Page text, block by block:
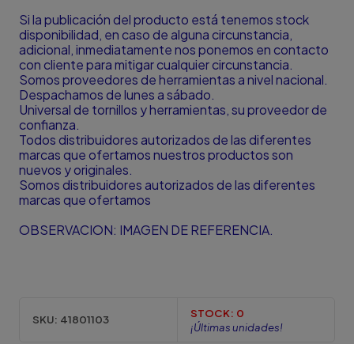
Si la publicación del producto está tenemos stock
disponibilidad, en caso de alguna circunstancia,
adicional, inmediatamente nos ponemos en contacto
con cliente para mitigar cualquier circunstancia.
Somos proveedores de herramientas a nivel nacional.
Despachamos de lunes a sábado.
Universal de tornillos y herramientas, su proveedor de
confianza.
Todos distribuidores autorizados de las diferentes
marcas que ofertamos nuestros productos son
nuevos y originales.
Somos distribuidores autorizados de las diferentes
marcas que ofertamos
OBSERVACION: IMAGEN DE REFERENCIA.
SKU: 41801103 STOCK: 0
¡Últimas unidades!